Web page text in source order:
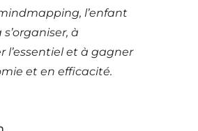
l’enfant
à
l’essentiel et à gagner
et en efficacité.